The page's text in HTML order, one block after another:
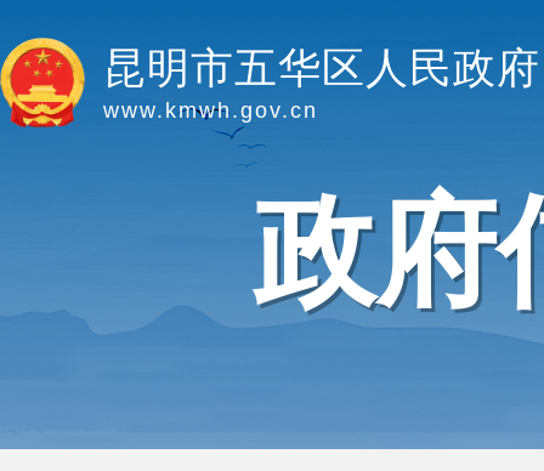
昆明市五华区人民政府
www.kmwh.gov.cn
政府